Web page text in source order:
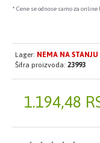
* Cene se odnose samo za
1.194,48
Lager: NEMA NA STANJU
Šifra proizvoda: 23993